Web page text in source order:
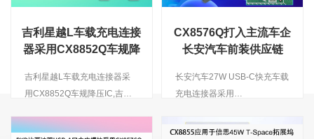
一般为4...
30W迷你氮化镓整体解决方
案。该款小方块充电器支持
30W输出功率，具备20V输出
档位，且支持PPS快充，可满
足苹果手机、安卓手机和平板
电脑等充电需求，整体兼容性
吉利星越L车载充电连接
器采用CX8852Q车规降
吉利星越L车载充电连接器采
用CX8852Q车规降压IC,吉利
双口输出性能完全相同，支持
CX8576Q打入主流车企
长安汽车前装供应链
长安汽车27W USB-C快充车载
充电连接器采用
决方案。乐鱼体育车规级